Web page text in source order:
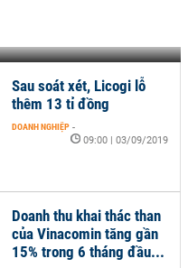
Doanh thu khai thác than
của Vinacomin tăng gần
15% trong 6 tháng đầu...
Sau soát xét, Licogi lỗ
thêm 13 tỉ đồng
DOANH NGHIỆP -
09:00 | 03/09/2019